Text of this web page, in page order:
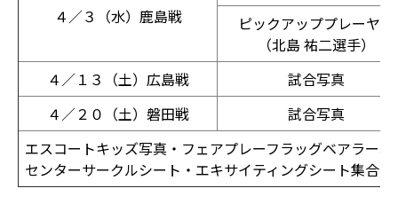
４／３（水）鹿島戦
ピックアッププレーヤー
（北島 祐二選手）
４／１３（土）広島戦
試合写真
４／２０（土）磐田戦
試合写真
エスコートキッズ写真・フェアプレーフラッグベアラー写
センターサークルシート・エキサイティングシート集合写